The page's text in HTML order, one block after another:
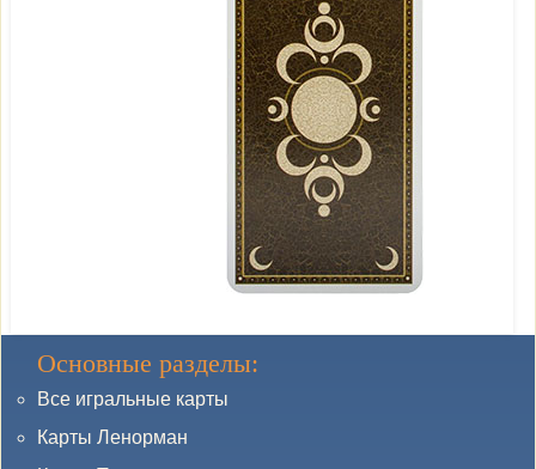
Основные разделы:
Все игральные карты
Карты Ленорман